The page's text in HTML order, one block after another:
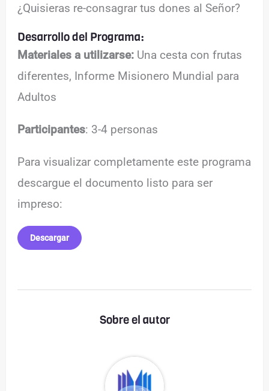
¿Quisieras re-consagrar tus dones al Señor?
Desarrollo del Programa:
Materiales a utilizarse: Una cesta con frutas
diferentes, Informe Misionero Mundial para
Adultos
Participantes: 3-4 personas
Para visualizar completamente este programa
descargue el documento listo para ser
impreso:
Descargar
Sobre el autor